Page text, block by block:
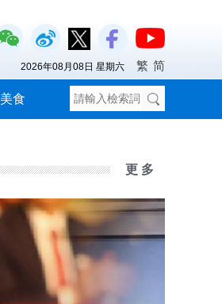
美食
2026年08月08日 星期六 繁 简
更 多